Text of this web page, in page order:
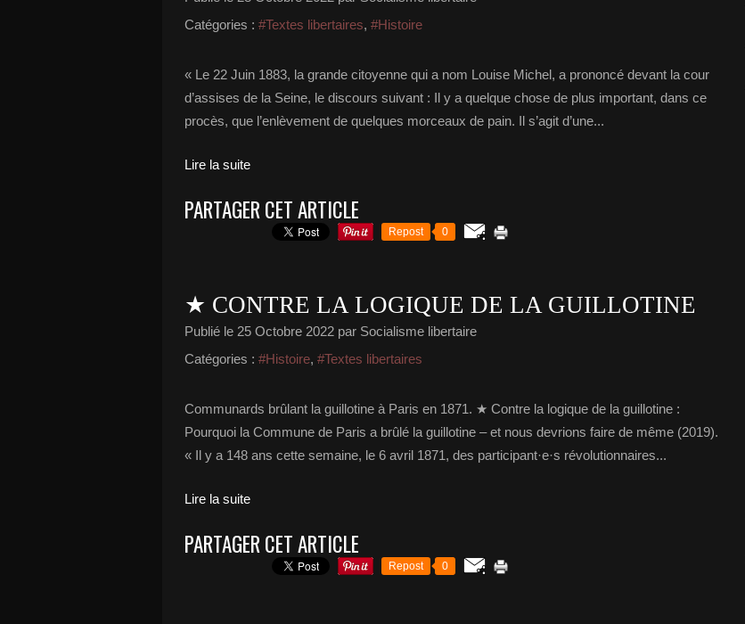
Catégories : #Textes libertaires, #Histoire
« Le 22 Juin 1883, la grande citoyenne qui a nom Louise Michel, a prononcé devant la cour
d’assises de la Seine, le discours suivant : Il y a quelque chose de plus important, dans ce
procès, que l’enlèvement de quelques morceaux de pain. Il s’agit d’une...
Lire la suite
PARTAGER CET ARTICLE
Repost 0
★ CONTRE LA LOGIQUE DE LA GUILLOTINE
Publié le 25 Octobre 2022 par Socialisme libertaire
Catégories : #Histoire, #Textes libertaires
Communards brûlant la guillotine à Paris en 1871. ★ Contre la logique de la guillotine :
Pourquoi la Commune de Paris a brûlé la guillotine – et nous devrions faire de même (2019).
« Il y a 148 ans cette semaine, le 6 avril 1871, des participant·e·s révolutionnaires...
Lire la suite
PARTAGER CET ARTICLE
Repost 0